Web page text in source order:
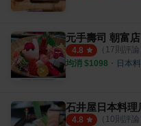
元手壽司 朝富店
4.8 （ 17則評論
均消 $1098 ・ 日本
石井屋日本料理
4.8 （ 10則評論